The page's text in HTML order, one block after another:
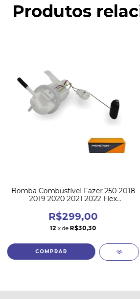
Produtos
Bomba Combustível Fazer 250 2018
2019 2020 2021 2022 Flex
R$299,00
12 x de R$30,30